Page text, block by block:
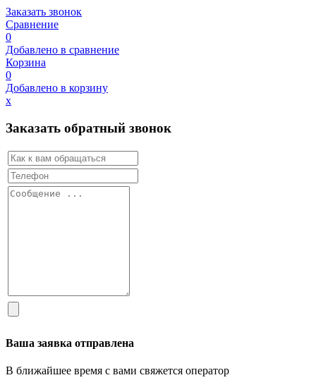
Заказать звонок
Сравнение
0
Добавлено в сравнение
Корзина
0
Добавлено в корзину
х
Заказать обратный звонок
Ваша заявка отправлена
В ближайшее время с вами свяжется оператор